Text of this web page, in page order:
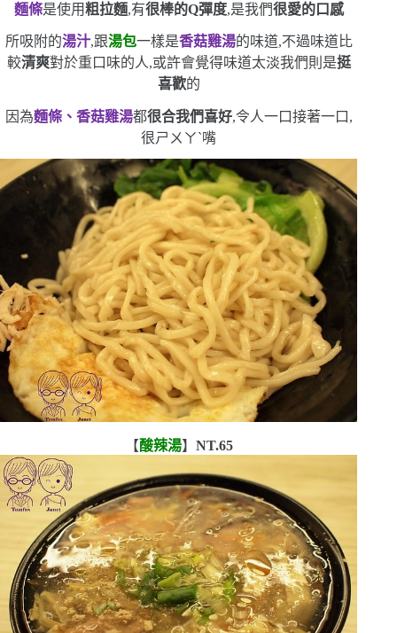
麵條是使用粗拉麵,有很棒的Q彈度,是我們很愛的口感
所吸附的湯汁,跟湯包一樣是香菇雞湯的味道,不過味道比
較清爽對於重口味的人,或許會覺得味道太淡我們則是挺
喜歡的
因為麵條、香菇雞湯都很合我們喜好,令人一口接著一口,
很ㄕㄨㄚˋ嘴
【酸辣湯】 NT.65